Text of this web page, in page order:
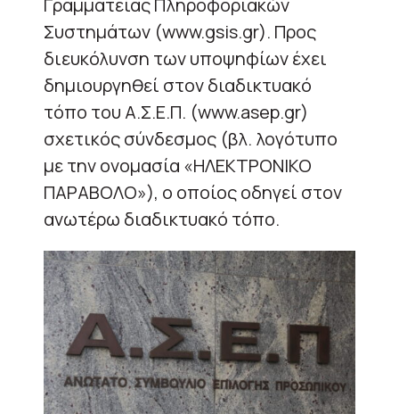
Γραμματείας Πληροφοριακών
Συστημάτων (www.gsis.gr). Προς
διευκόλυνση των υποψηφίων έχει
δημιουργηθεί στον διαδικτυακό
τόπο του Α.Σ.Ε.Π. (www.asep.gr)
σχετικός σύνδεσμος (βλ. λογότυπο
με την ονομασία «ΗΛΕΚΤΡΟΝΙΚΟ
ΠΑΡΑΒΟΛΟ»), ο οποίος οδηγεί στον
ανωτέρω διαδικτυακό τόπο.